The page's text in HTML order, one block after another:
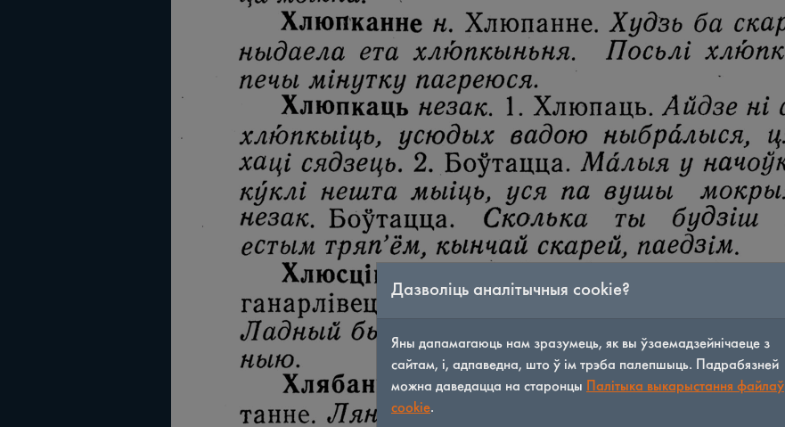
Дазволіць аналітычныя cookie?
Яны дапамагаюць нам зразумець, як вы ўзаемадзейнічаеце з
сайтам, і, адпаведна, што ў ім трэба палепшыць. Падрабязней
можна даведацца на старонцы Палітыка выкарыстання файлаў
cookie.